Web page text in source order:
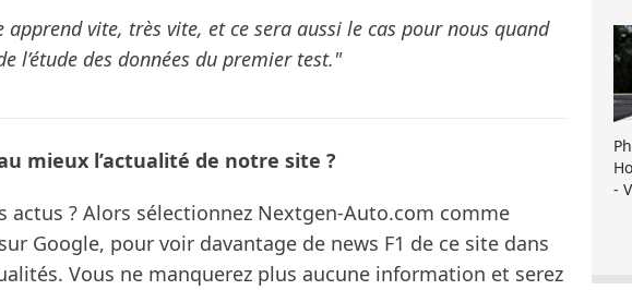
vite, très vite, et ce sera aussi le cas pour nous quand
l’étude des données du premier test."
mieux l’actualité de notre site ?
actus ? Alors sélectionnez Nextgen-Auto.com comme
Google, pour voir davantage de news F1 de ce site dans
Vous ne manquerez plus aucune information et serez
-